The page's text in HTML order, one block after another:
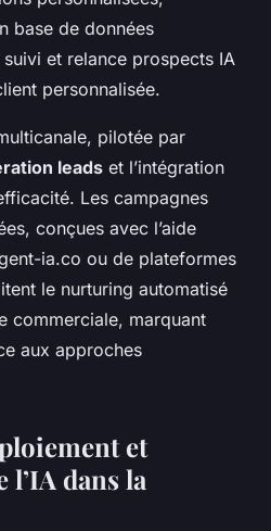
base de données
et relance prospects IA
personnalisée.
pilotée par
leads et l’intégration
Les campagnes
conçues avec l’aide
ia.co ou de plateformes
le nurturing automatisé
commerciale, marquant
aux approches
et
dans la